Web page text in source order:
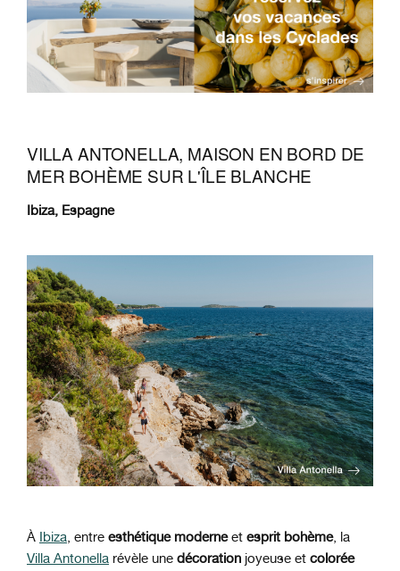
VILLA ANTONELLA, MAISON EN BORD DE
MER BOHÈME SUR L'ÎLE BLANCHE
Ibiza, Espagne
À Ibiza, entre esthétique moderneet esprit bohème, la
Villa Antonella révèle une décoration joyeuse et colorée